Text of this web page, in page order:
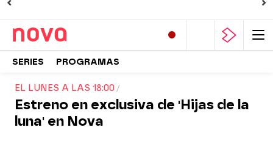
SERIES PROGRAMAS
EL LUNES A LAS 18:00
Estreno en exclusiva de 'Hijas de la
luna' en Nova